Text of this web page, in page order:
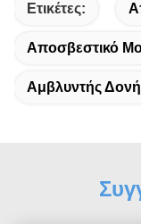
Ετικέτες:
Αποσβεστικό
Αμβλυντής